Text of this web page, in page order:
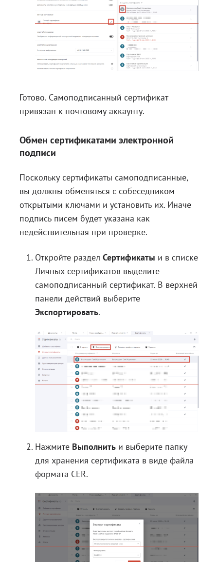
Готово. Самоподписанный сертификат
привязан к почтовому аккаунту.
Обмен сертификатами электронной
подписи
Поскольку сертификаты самоподписанные,
вы должны обменяться с собеседником
открытыми ключами и установить их. Иначе
подпись писем будет указана как
недействительная при проверке.
Откройте раздел Сертификаты и в списке
Личных сертификатов выделите
самоподписанный сертификат. В верхней
панели действий выберите
Экспортировать.
Нажмите Выполнить и выберите папку
для хранения сертификата в виде файла
формата CER.